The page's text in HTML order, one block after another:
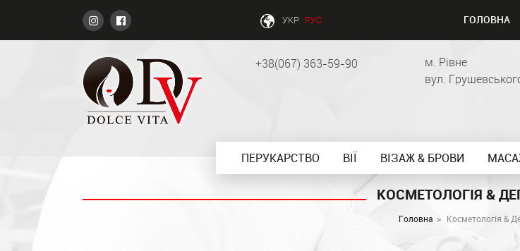
УКР РУС ГОЛОВНА
+38(067) 363-59-90
м. Рівне
вул.
ПЕРУКАРСТВО ВІЇ ВІЗАЖ & БРОВИ
КОСМЕТОЛОГІЯ &
Головна Косметологія &